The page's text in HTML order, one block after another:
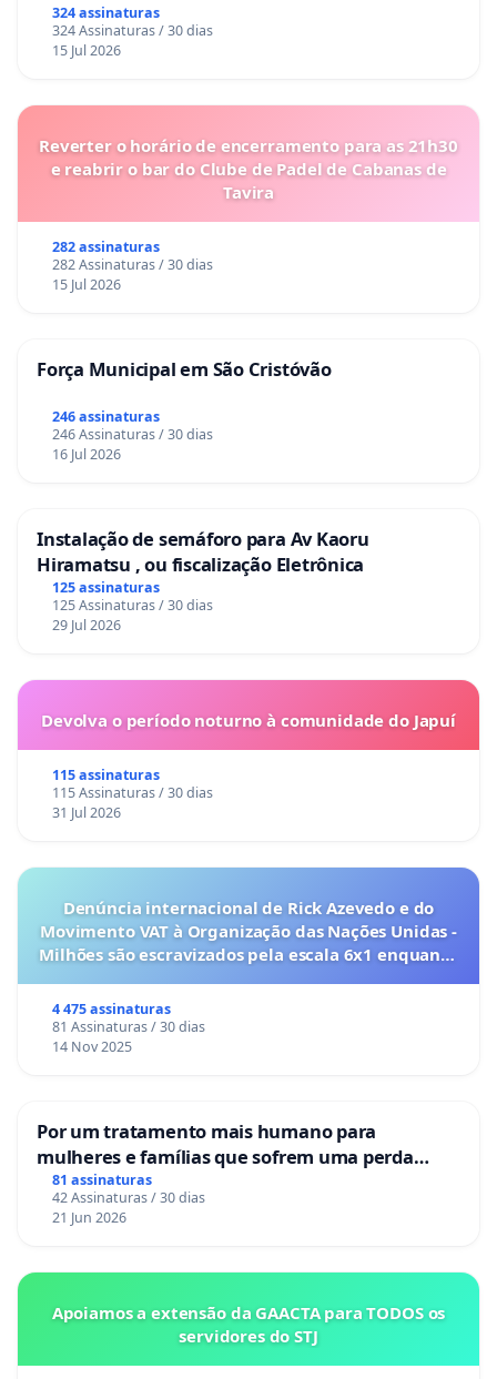
Condenados e Condenadas de Pouso Alegre (APAC
Feminina e APAC Masculina)
4) Associação Cora Minas de Artesanato de Pouso
Alegre
6) Associação de Moradores do Bairro Jardim
7) Associação de Saúde Mental de Pouso Alegre
(ASSAMPA)
9) Associação Emaús
10) Associação Luso Brasileira de Pouso Alegre
11) Associação Semeando Capoeira Cultura e Arte
12) Batalha da Adega - São Geraldo
13) Centro de Educação Infantil Padre Pavoni
14) Centro Integrado de Amparo a Mulher de
Pouso Alegre (CIAMPAR)
16) Coletivo Florescer
17) Comatusl Hotel
18) Comissão de Ações Sociais da Faculdade de
Direito do Sul de Minas (CAS-FDSM)
19) Comissão de Fé e Política da Arquidiocese de
Pouso Alegre
20) Comissão de Vida Plena para todos da
(DA FDSM)
22) Diretório Central dos Estudantes da UNA
23) Escola da Serra – Pouso Alegre
25) Espaço Aramã
saúde e meio ambiente
27) Grêmio Estudantil da Escola Estadual Vinícius
324 assinaturas
324 Assinaturas / 30 dias
15 Jul 2026
Reverter o horário de encerramento para as 21h30
e reabrir o bar do Clube de Padel de Cabanas de
Tavira
282 assinaturas
282 Assinaturas / 30 dias
15 Jul 2026
Força Municipal em São Cristóvão
246 assinaturas
246 Assinaturas / 30 dias
16 Jul 2026
Instalação de semáforo para Av Kaoru
Hiramatsu , ou fiscalização Eletrônica
125 assinaturas
125 Assinaturas / 30 dias
29 Jul 2026
Devolva o período noturno à comunidade do Japuí
115 assinaturas
115 Assinaturas / 30 dias
31 Jul 2026
Denúncia internacional de Rick Azevedo e do
Movimento VAT à Organização das Nações Unidas -
Milhões são escravizados pela escala 6x1 enquanto
4 475 assinaturas
81 Assinaturas / 30 dias
14 Nov 2025
Por um tratamento mais humano para
mulheres e famílias que sofrem uma perda
gestacional nos hospitais portugueses
81 assinaturas
42 Assinaturas / 30 dias
21 Jun 2026
Apoiamos a extensão da GAACTA para TODOS os
servidores do STJ